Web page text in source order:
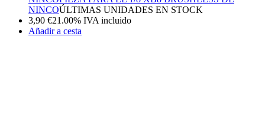
NINCOÚLTIMAS UNIDADES EN STOCK
3,90 €21.00% IVA incluido
Añadir a cesta